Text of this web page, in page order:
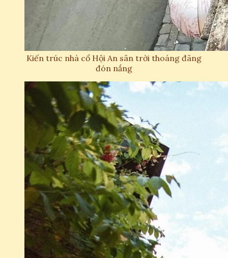
Kiến trúc nhà cổ Hội An sân trời thoáng đãng
đón nắng